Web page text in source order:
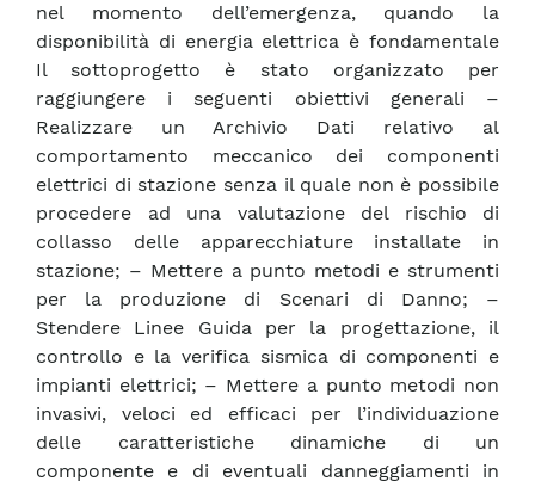
nel momento dell’emergenza, quando la
disponibilità di energia elettrica è fondamentale
Il sottoprogetto è stato organizzato per
raggiungere i seguenti obiettivi generali –
Realizzare un Archivio Dati relativo al
comportamento meccanico dei componenti
elettrici di stazione senza il quale non è possibile
procedere ad una valutazione del rischio di
collasso delle apparecchiature installate in
stazione; – Mettere a punto metodi e strumenti
per la produzione di Scenari di Danno; –
Stendere Linee Guida per la progettazione, il
controllo e la verifica sismica di componenti e
impianti elettrici; – Mettere a punto metodi non
invasivi, veloci ed efficaci per l’individuazione
delle caratteristiche dinamiche di un
componente e di eventuali danneggiamenti in